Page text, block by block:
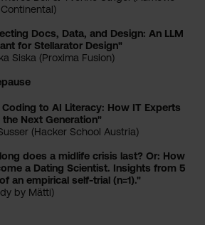
Docs, Data, and Design: An LLM
for Stellarator Design"
Siska (Proxima Fusion)
to AI Literacy: How IT Experts
the Next Generation"
(Hacker School Austria)
does a midlife crisis last? Or: How
a Dating Scientist. Insights from 5
an empirical self-trial (n=1)."
by Mätti)